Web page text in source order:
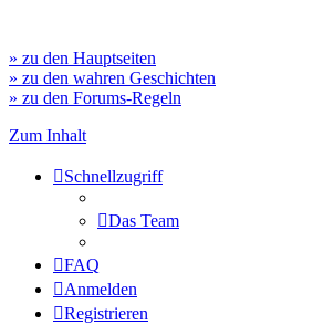
» zu den Hauptseiten
» zu den wahren Geschichten
» zu den Forums-Regeln
Zum Inhalt
Schnellzugriff
Das Team
FAQ
Anmelden
Registrieren